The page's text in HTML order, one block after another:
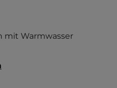
mit Warmwasser